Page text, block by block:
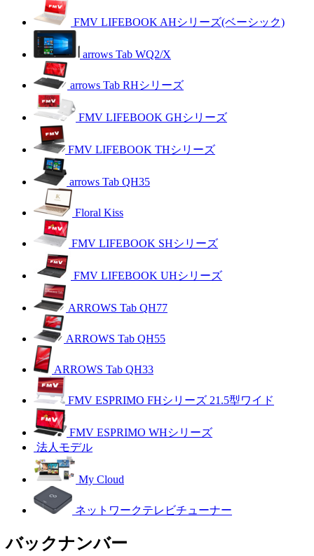
FMV LIFEBOOK AHシリーズ(ベーシック)
arrows Tab WQ2/X
arrows Tab RHシリーズ
FMV LIFEBOOK GHシリーズ
FMV LIFEBOOK THシリーズ
arrows Tab QH35
Floral Kiss
FMV LIFEBOOK SHシリーズ
FMV LIFEBOOK UHシリーズ
ARROWS Tab QH77
ARROWS Tab QH55
ARROWS Tab QH33
FMV ESPRIMO FHシリーズ 21.5型ワイド
FMV ESPRIMO WHシリーズ
法人モデル
My Cloud
ネットワークテレビチューナー
バックナンバー